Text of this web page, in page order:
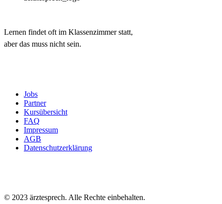
Lernen findet oft im Klassenzimmer statt,
aber das muss nicht sein.
Jobs
Partner
Kursübersicht
FAQ
Impressum
AGB
Datenschutzerklärung
© 2023 ärztesprech. Alle Rechte einbehalten.